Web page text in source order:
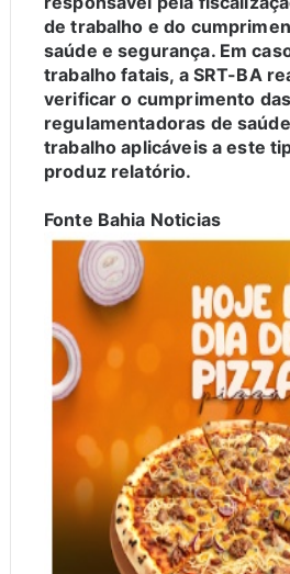
de trabalho e do
saúde e segurança. Em
trabalho fatais, a SRT-BA
verificar o cumprimento
regulamentadoras de
trabalho aplicáveis a este
produz relatório.
Fonte Bahia Noticias